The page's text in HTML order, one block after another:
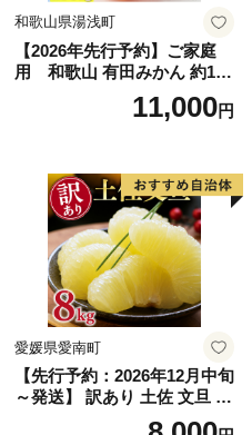
和歌山県湯浅町
【2026年先行予約】ご家庭
用 和歌山 有田みかん 約10k
g (2L、3Lサイズ)【湯浅町】
11,000円
愛媛県愛南町
【先行予約：2026年12月中旬
～発送】 訳あり 土佐 文旦 8k
g (Mサイズ以上サイズミック